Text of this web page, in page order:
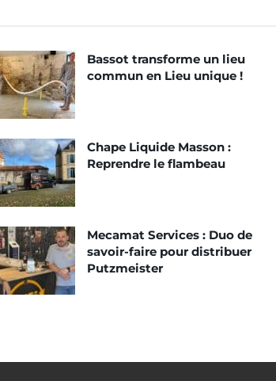
Bassot transforme un lieu
commun en Lieu unique !
Chape Liquide Masson :
Reprendre le flambeau
Mecamat Services : Duo de
savoir-faire pour distribuer
Putzmeister